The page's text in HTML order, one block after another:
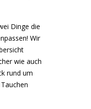
Dinge die
Wir
wie auch
rund um